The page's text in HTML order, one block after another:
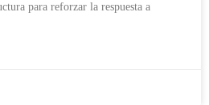
para reforzar la respuesta a